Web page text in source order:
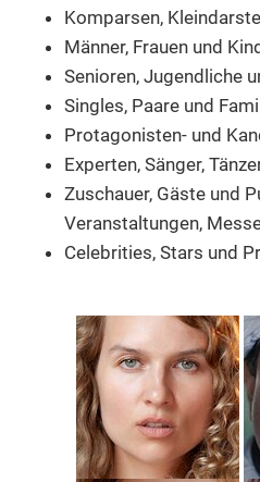
Komparsen,
Männer, Frauen und
Senioren, Jugendliche
Singles, Paare und
Protagonisten- und
Experten, Sänger,
Zuschauer, Gäste und
Veranstaltungen,
Celebrities, Stars und